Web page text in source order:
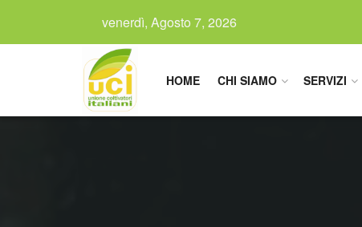
venerdì, Agosto 7, 2026
HOME CHI SIAMO SERVIZI